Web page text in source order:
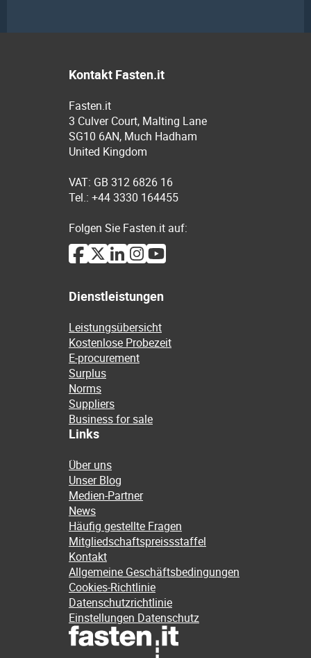
Kontakt Fasten.it
Fasten.it
3 Culver Court, Malting Lane
SG10 6AN, Much Hadham
United Kingdom
VAT: GB 312 6826 16
Tel.: +44 3330 164455
Folgen Sie Fasten.it auf:
Dienstleistungen
Leistungsübersicht
Kostenlose Probezeit
E-procurement
Surplus
Norms
Suppliers
Business for sale
Links
Über uns
Unser Blog
Medien-Partner
News
Häufig gestellte Fragen
Mitgliedschaftspreissstaffel
Kontakt
Allgemeine Geschäftsbedingungen
Cookies-Richtlinie
Datenschutzrichtlinie
Einstellungen Datenschutz